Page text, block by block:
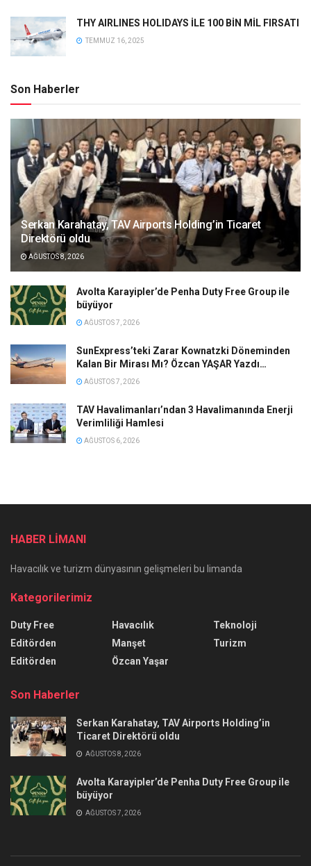
THY AIRLINES HOLIDAYS İLE 100 BİN MİL FIRSATI
TEMMUZ 16, 2025
Son Haberler
Serkan Karahatay, TAV Airports Holding’in Ticaret
Direktörü oldu
AĞUSTOS 8, 2026
Avolta Karayipler’de Penha Duty Free Group ile
büyüyor
AĞUSTOS 7, 2026
SunExpress’teki Zarar Kownatzki Döneminden
Kalan Bir Mirası Mı? Özcan YAŞAR Yazdı…
AĞUSTOS 7, 2026
TAV Havalimanları’ndan 3 Havalimanında Enerji
Verimliliği Hamlesi
AĞUSTOS 6, 2026
HABER LİMANI
Havacılık ve turizm dünyasının gelişmeleri bu limanda
Kategorilerimiz
Duty Free
Editörden
Editörden
Havacılık
Manşet
Özcan Yaşar
Teknoloji
Turizm
Son Haberler
Serkan Karahatay, TAV Airports Holding’in
Ticaret Direktörü oldu
AĞUSTOS 8, 2026
Avolta Karayipler’de Penha Duty Free Group ile
büyüyor
AĞUSTOS 7, 2026